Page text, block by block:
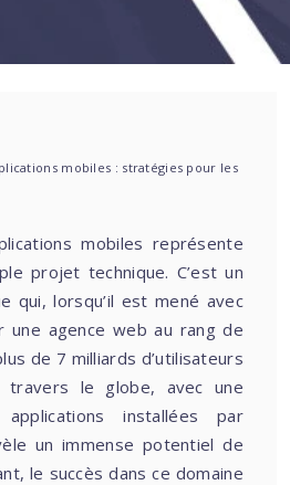
mobiles : stratégies pour les
mobiles représente
projet technique. C’est un
qui, lorsqu’il est mené avec
une agence web au rang de
de 7 milliards d’utilisateurs
travers le globe, avec une
installées par
un immense potentiel de
le succès dans ce domaine